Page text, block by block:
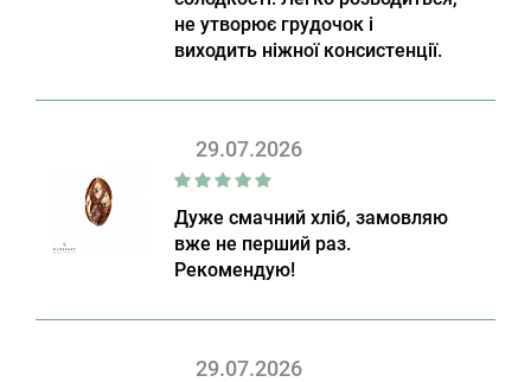
не утворює грудочок і
виходить ніжної консистенції.
29.07.2026
Дуже смачний хліб, замовляю
вже не перший раз.
Рекомендую!
29.07.2026